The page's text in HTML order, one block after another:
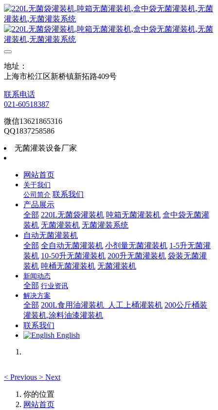
地址：
上海市松江区新桥镇新拓路409号
联系电话
021-60518387
微信13621865316
QQ1837258586
无菌灌装设备厂家
网站首页
关于我们
公司简介 联系我们
产品展示
全部 220L无菌袋灌装机 吨箱无菌灌装机 盒中袋无菌灌
装机 无菌灌装机 无菌灌装系统
自动无菌灌装机
全部 全自动无菌灌装机 小剂量无菌灌装机 1-5升无菌灌
装机 10-50升无菌灌装机 200升无菌灌装机 袋装无菌灌
装机 吨桶无菌灌装机 无菌灌装机
新闻动态
全部 行业资讯
解决方案
全部 200L食用油灌装机_人工上桶灌装机 200公斤桶装
灌装机,涂料油漆灌装机
联系我们
English
< Previous > Next
你的位置
网站首页